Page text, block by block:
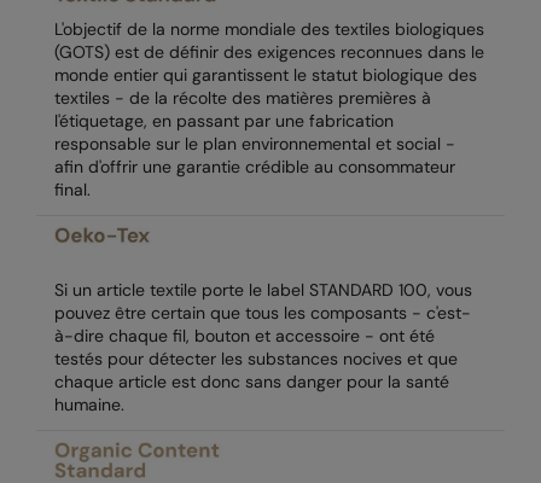
Result Safeguard
Result Winter Essentials
Result Urban Outdoor
Result Work-Guard
Russell Athletic
Russell Athletic Collection
Scruffs
SF Clothing
L'objectif de la norme mondiale des textiles biologiques
(GOTS) est de définir des exigences reconnues dans le
monde entier qui garantissent le statut biologique des
textiles - de la récolte des matières premières à
l'étiquetage, en passant par une fabrication
responsable sur le plan environnemental et social -
afin d'offrir une garantie crédible au consommateur
final.
Si un article textile porte le label STANDARD 100, vous
pouvez être certain que tous les composants - c'est-
à-dire chaque fil, bouton et accessoire - ont été
testés pour détecter les substances nocives et que
chaque article est donc sans danger pour la santé
humaine.